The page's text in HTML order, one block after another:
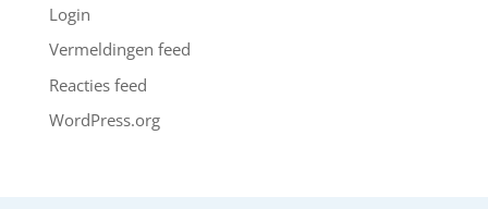
Login
Vermeldingen feed
Reacties feed
WordPress.org